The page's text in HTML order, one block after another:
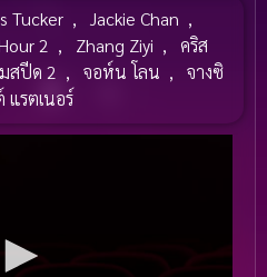
Tucker , Jackie Chan ,
2 , Zhang Ziyi ,
คริส
สปีด 2 , จอห์น โลน ,
จางซิ
แรตเนอร์